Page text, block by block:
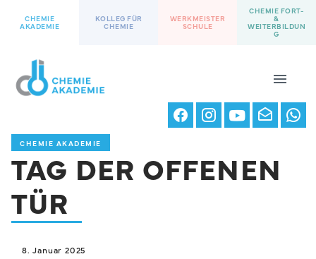
CHEMIE
AKADEMIE
KOLLEG FÜR
CHEMIE
WERKMEISTER
SCHULE
CHEMIE FORT-
&
WEITERBILDUN
G
CHEMIE AKADEMIE
TAG DER OFFENEN
TÜR
8. Januar 2025